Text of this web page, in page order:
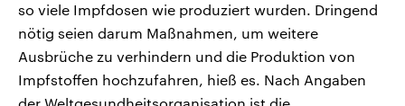
so viele Impfdosen wie produziert wurden. Dringend
nötig seien darum Maßnahmen, um weitere
Ausbrüche zu verhindern und die Produktion von
Impfstoffen hochzufahren, hieß es. Nach Angaben